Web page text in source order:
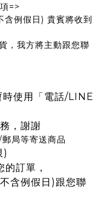
=>
含例假日) 貴賓將收到
，我方將主動跟您聯
時使用「電話/LINE
，謝謝
局等寄送商品
)
訂單，
含例假日)跟您聯